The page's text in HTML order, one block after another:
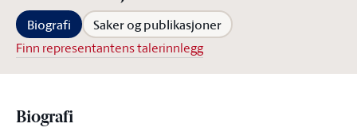
Biografi Saker og publikasjoner
Finn representantens talerinnlegg
Biografi